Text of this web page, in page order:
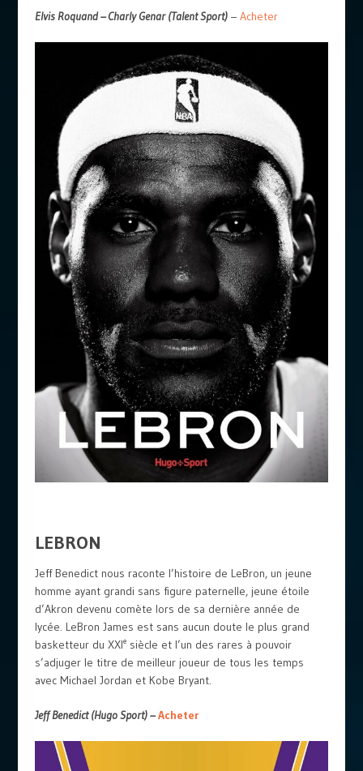
Elvis Roquand – Charly Genar (Talent Sport)– Acheter
LEBRON
Jeff Benedict nous raconte l’histoire de LeBron, un jeune
homme ayant grandi sans figure paternelle, jeune étoile
d’Akron devenu comète lors de sa dernière année de
lycée. LeBron James est sans aucun doute le plus grand
basketteur du XXIesiècle et l’un des rares à pouvoir
s’adjuger le titre de meilleur joueur de tous les temps
avec Michael Jordan et Kobe Bryant.
Jeff Benedict (Hugo Sport) – Acheter